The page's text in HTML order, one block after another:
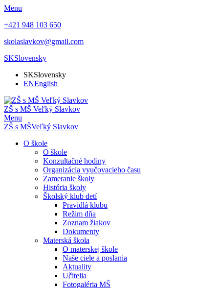
Menu
+421 948 103 650
skolaslavkov@gmail.com
SKSlovensky
SKSlovensky
ENEnglish
ZŠ s MŠ Veľký Slavkov
Menu
ZŠ s MŠVeľký Slavkov
O škole
O škole
Konzultačné hodiny
Organizácia vyučovacieho času
Zameranie školy
História školy
Školský klub detí
Pravidlá klubu
Režim dňa
Zoznam žiakov
Dokumenty
Materská škola
O materskej škole
Naše ciele a poslania
Aktuality
Učitelia
Fotogaléria MŠ